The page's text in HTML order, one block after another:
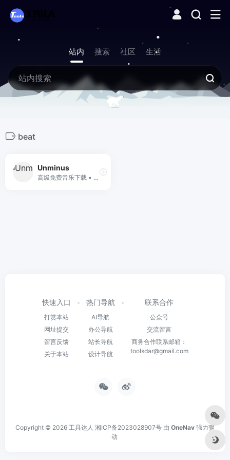
站内 搜索 社区 生活
beat
Unminus
高级免费音乐下载 • 适用于视频、YouTube、播客、应用程序等的免版税音乐。灵感来自 Unsplash。
快速入口
打赏本站
网址提交
留言反馈
关于本站
热门导航
AI导航
办公导航
站长导航
设计导航
联系合作
公众号
交流留言
商务合作联系邮箱：
toolsdar@gmail.com
Copyright © 2026 工具达人 湘ICP备2023028907号 由 OneNav 强力驱
动